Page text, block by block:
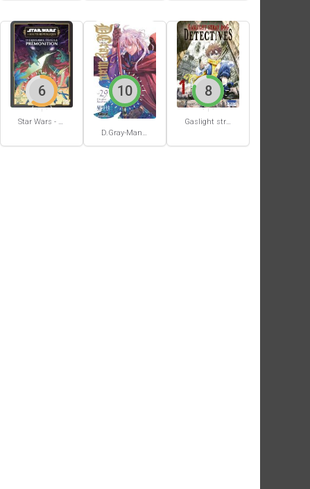
Star Wars - La Haute République - Un équilibre fragile
6
D.Gray-Man #29
10
Gaslight stray dog detectives #1
8